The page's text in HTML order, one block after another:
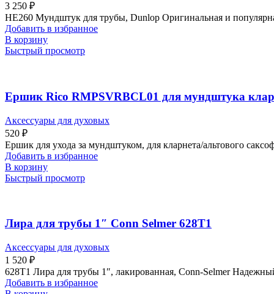
3 250 ₽
HE260 Мундштук для трубы, Dunlop Оригинальная и
Добавить в избранное
В корзину
Быстрый просмотр
Ершик Rico RMPSVRBCL01 для мундштука
Аксессуары для духовых
520 ₽
Ершик для ухода за мундштуком, для кларнета/альтового
Добавить в избранное
В корзину
Быстрый просмотр
Лира для трубы 1″ Conn Selmer 628T1
Аксессуары для духовых
1 520 ₽
628T1 Лира для трубы 1″, лакированная, Conn-Selmer
Добавить в избранное